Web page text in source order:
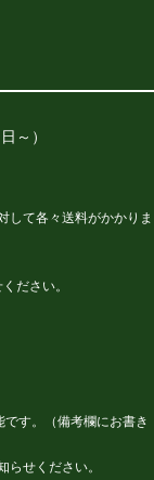
～）
して各々送料がかかりま
ださい。
す。（備考欄にお書き
せください。